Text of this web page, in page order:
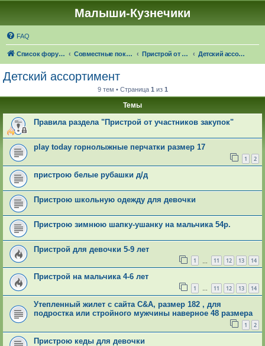
Малыши-Кузнечики
FAQ
Список форумов Совместные покупки "Малыши-Кузнечики" Пристрой от участников закупок Детский ассортимент
Детский ассортимент
9 тем • Страница 1 из 1
Темы
Правила раздела "Пристрой от участников закупок"
play today горнолыжные перчатки размер 17
1 2
пристрою белые рубашки д/д
Пристрою школьную одежду для девочки
Пристрою зимнюю шапку-ушанку на мальчика 54р.
Пристрой для девочки 5-9 лет
1 11 12 13 14
Пристрой на мальчика 4-6 лет
1 … 11 12 13 14
Утепленный жилет с сайта С&А, размер 182 , для
подростка или стройного мужчины наверное 48 размера
1 2
Пристрою кеды для девочки